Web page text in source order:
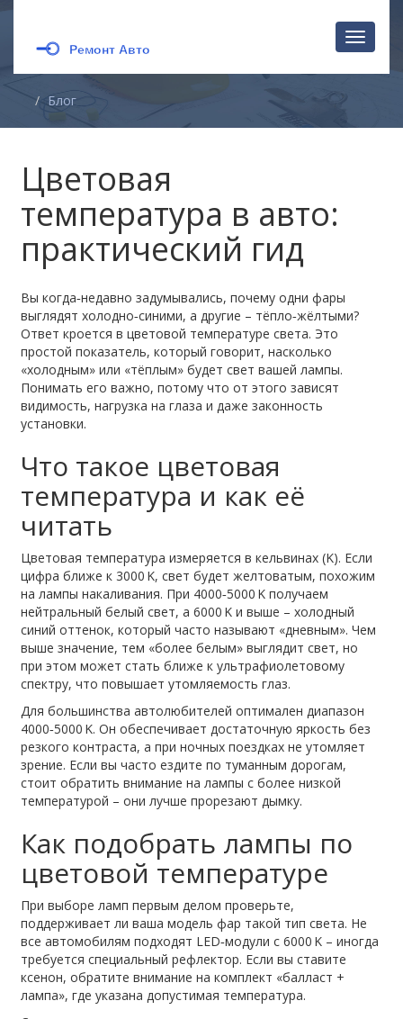
Блог
Цветовая
температура в авто:
практический гид
Вы когда‑недавно задумывались, почему одни фары
выглядят холодно‑синими, а другие – тёпло‑жёлтыми?
Ответ кроется в цветовой температуре света. Это
простой показатель, который говорит, насколько
«холодным» или «тёплым» будет свет вашей лампы.
Понимать его важно, потому что от этого зависят
видимость, нагрузка на глаза и даже законность
установки.
Что такое цветовая
температура и как её
читать
Цветовая температура измеряется в кельвинах (K). Если
цифра ближе к 3000 K, свет будет желтоватым, похожим
на лампы накаливания. При 4000‑5000 K получаем
нейтральный белый свет, а 6000 K и выше – холодный
синий оттенок, который часто называют «дневным». Чем
выше значение, тем «более белым» выглядит свет, но
при этом может стать ближе к ультрафиолетовому
спектру, что повышает утомляемость глаз.
Для большинства автолюбителей оптимален диапазон
4000‑5000 K. Он обеспечивает достаточную яркость без
резкого контраста, а при ночных поездках не утомляет
зрение. Если вы часто ездите по туманным дорогам,
стоит обратить внимание на лампы с более низкой
температурой – они лучше прорезают дымку.
Как подобрать лампы по
цветовой температуре
При выборе ламп первым делом проверьте,
поддерживает ли ваша модель фар такой тип света. Не
все автомобилям подходят LED‑модули с 6000 K – иногда
требуется специальный рефлектор. Если вы ставите
ксенон, обратите внимание на комплект «балласт +
лампа», где указана допустимая температура.